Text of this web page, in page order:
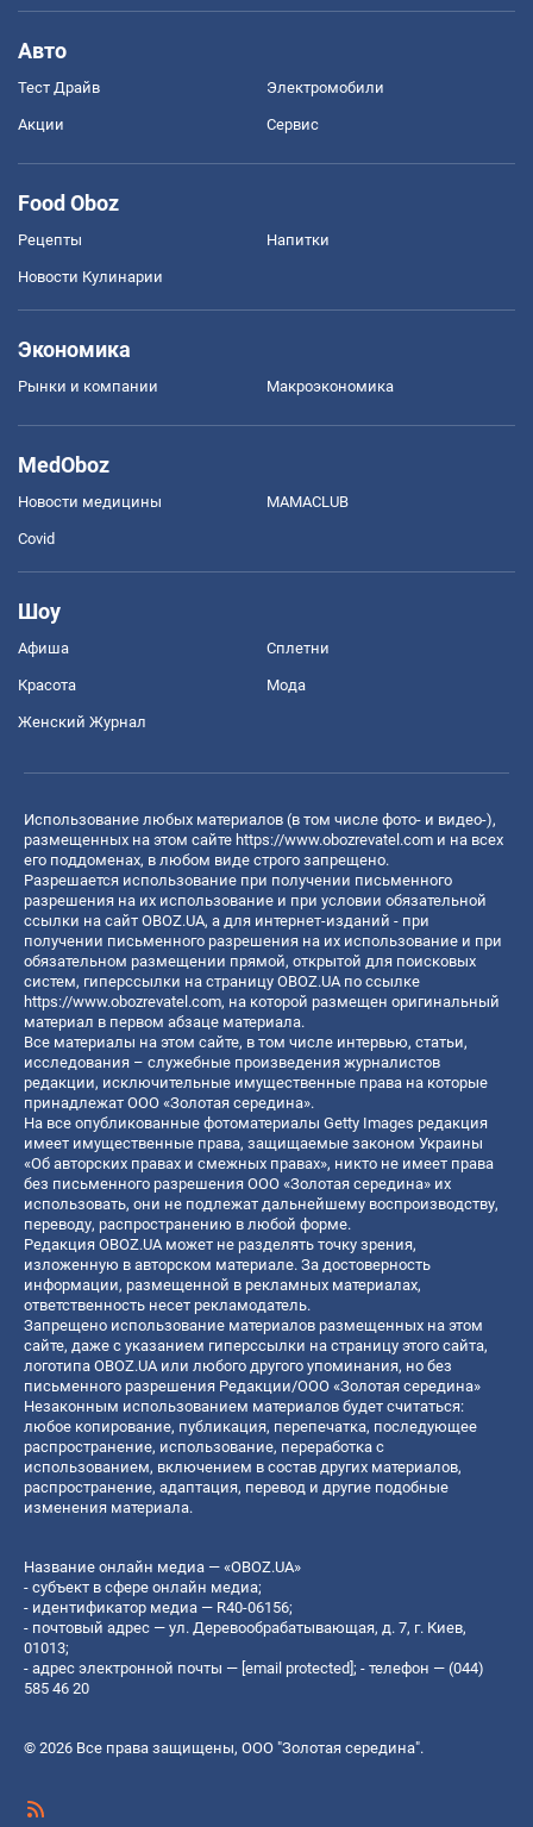
Авто
Тест Драйв Электромобили
Акции Сервис
Food Oboz
Рецепты Напитки
Новости Кулинарии
Экономика
Рынки и компании Mакроэкономика
MedOboz
Новости медицины MAMACLUB
Covid
Шоу
Афиша Сплетни
Красота Мода
Женский Журнал
Использование любых материалов (в том числе фото- и видео-),
размещенных на этом сайте https://www.obozrevatel.com и на всех
его поддоменах, в любом виде строго запрещено.
Разрешается использование при получении письменного
разрешения на их использование и при условии обязательной
ссылки на сайт OBOZ.UA, а для интернет-изданий - при
получении письменного разрешения на их использование и при
обязательном размещении прямой, открытой для поисковых
систем, гиперссылки на страницу OBOZ.UA по ссылке
https://www.obozrevatel.com, на которой размещен оригинальный
материал в первом абзаце материала.
Все материалы на этом сайте, в том числе интервью, статьи,
исследования – служебные произведения журналистов
редакции, исключительные имущественные права на которые
принадлежат ООО «Золотая середина».
На все опубликованные фотоматериалы Getty Images редакция
имеет имущественные права, защищаемые законом Украины
«Об авторских правах и смежных правах», никто не имеет права
без письменного разрешения ООО «Золотая середина» их
использовать, они не подлежат дальнейшему воспроизводству,
переводу, распространению в любой форме.
Редакция OBOZ.UA может не разделять точку зрения,
изложенную в авторском материале. За достоверность
информации, размещенной в рекламных материалах,
ответственность несет рекламодатель.
Запрещено использование материалов размещенных на этом
сайте, даже с указанием гиперссылки на страницу этого сайта,
логотипа OBOZ.UA или любого другого упоминания, но без
письменного разрешения Редакции/ООО «Золотая середина»
Незаконным использованием материалов будет считаться:
любое копирование, публикация, перепечатка, последующее
распространение, использование, переработка с
использованием, включением в состав других материалов,
распространение, адаптация, перевод и другие подобные
изменения материала.
Название онлайн медиа — «OBOZ.UA»
- субъект в сфере онлайн медиа;
- идентификатор медиа — R40-06156;
- почтовый адрес — ул. Деревообрабатывающая, д. 7, г. Киев,
01013;
- адрес электронной почты — [email protected] ; - телефон — (044)
585 46 20
© 2026 Все права защищены, ООО "Золотая середина".